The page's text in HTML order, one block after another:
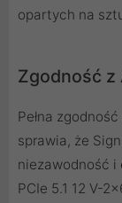
opartych na
Zgodność z
Pełna
sprawia, że
niezawodność i
PCIe 5.1 12 V-